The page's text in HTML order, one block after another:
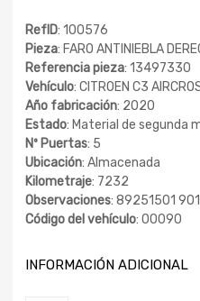
RefID: 100576
Pieza: FARO ANTINIEBLA
Referencia pieza: 13497330
Vehículo: CITROEN C3
Año fabricación: 2020
Estado: Material de segunda
Nº Puertas: 5
Ubicación: Almacenada
Kilometraje: 7232
Observaciones: 89251501
Código del vehículo: 00090
INFORMACIÓN ADICIONAL